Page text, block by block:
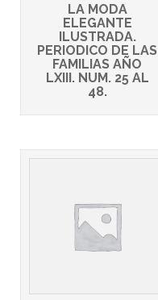
LA MODA
ELEGANTE
ILUSTRADA.
PERIODICO DE LAS
FAMILIAS AÑO
LXIII. NUM. 25 AL
48.